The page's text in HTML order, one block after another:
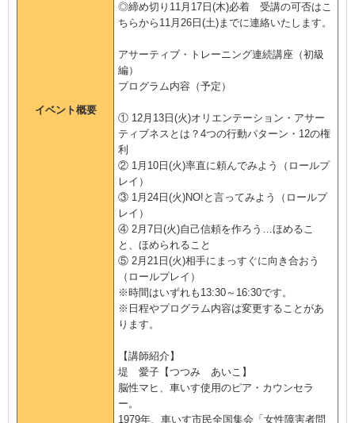
イベント概要
◎締め切り11月17日(木)必着 受講の可否はこ
ちらから11月26日(土)までに連絡いたします。
アサーティブ・トレーニング連続講座（初級
編）
プログラム内容（予定）
① 12月13日(火)オリエンテーション・アサー
ティブネスとは？4つの行動パターン・12の権
利
② 1月10日(火)率直に頼んでみよう（ロールプ
レイ）
③ 1月24日(火)NO!と言ってみよう（ロールプ
レイ）
④ 2月7日(火)自己信頼を作ろう…ほめるこ
と、ほめられること
⑤ 2月21日(火)相手にまっすぐに向き合おう
（ロールプレイ）
※時間はいずれも13:30～16:30です。
※日程やプログラム内容は変更することがあ
ります。
【講師紹介】
堤 愛子【つつみ あいこ】
脳性マヒ、車いす使用のピア・カウンセラ
ー。
1979年、車いす市民全国集会「女性障害者問